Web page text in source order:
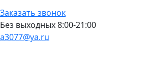
Заказать звонок
Без выходных 8:00-21:00
a3077@ya.ru